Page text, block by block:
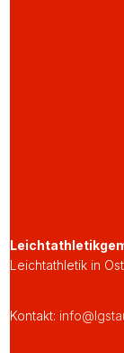
Leichtathletik in
Kontakt: